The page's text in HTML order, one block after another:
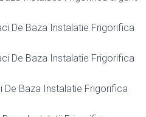
De Baza Instalatie Frigorifica
De Baza Instalatie Frigorifica
De Baza Instalatie Frigorifica